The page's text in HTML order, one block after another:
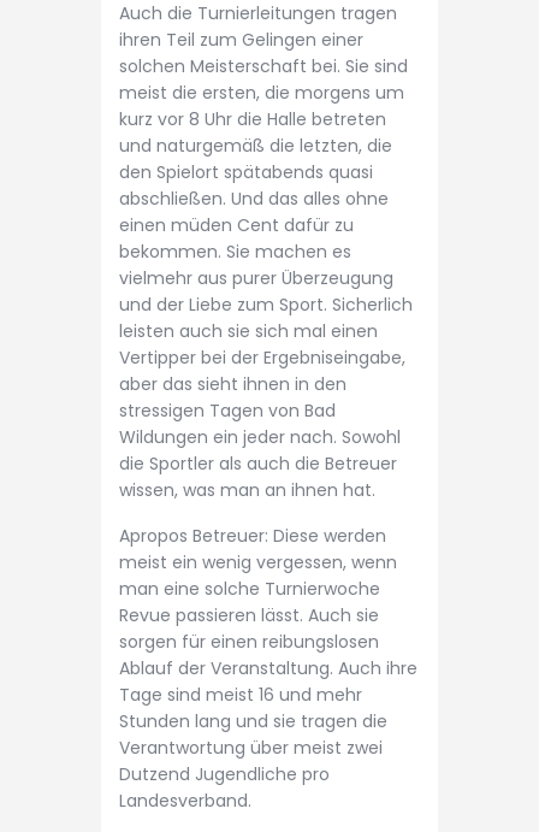
Auch die Turnierleitungen tragen
ihren Teil zum Gelingen einer
solchen Meisterschaft bei. Sie sind
meist die ersten, die morgens um
kurz vor 8 Uhr die Halle betreten
und naturgemäß die letzten, die
den Spielort spätabends quasi
abschließen. Und das alles ohne
einen müden Cent dafür zu
bekommen. Sie machen es
vielmehr aus purer Überzeugung
und der Liebe zum Sport. Sicherlich
leisten auch sie sich mal einen
Vertipper bei der Ergebniseingabe,
aber das sieht ihnen in den
stressigen Tagen von Bad
Wildungen ein jeder nach. Sowohl
die Sportler als auch die Betreuer
wissen, was man an ihnen hat.
Apropos Betreuer: Diese werden
meist ein wenig vergessen, wenn
man eine solche Turnierwoche
Revue passieren lässt. Auch sie
sorgen für einen reibungslosen
Ablauf der Veranstaltung. Auch ihre
Tage sind meist 16 und mehr
Stunden lang und sie tragen die
Verantwortung über meist zwei
Dutzend Jugendliche pro
Landesverband.